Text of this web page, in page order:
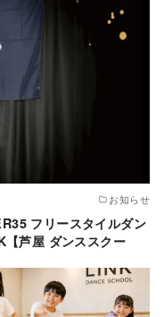
お知らせ
フリースタイルダン
芦屋 ダンススクー